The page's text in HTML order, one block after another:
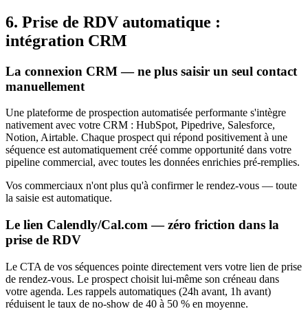
6. Prise de RDV automatique :
intégration CRM
La connexion CRM — ne plus saisir un seul contact
manuellement
Une plateforme de prospection automatisée performante s'intègre
nativement avec votre CRM : HubSpot, Pipedrive, Salesforce,
Notion, Airtable. Chaque prospect qui répond positivement à une
séquence est automatiquement créé comme opportunité dans votre
pipeline commercial, avec toutes les données enrichies pré-remplies.
Vos commerciaux n'ont plus qu'à confirmer le rendez-vous — toute
la saisie est automatique.
Le lien Calendly/Cal.com — zéro friction dans la
prise de RDV
Le CTA de vos séquences pointe directement vers votre lien de prise
de rendez-vous. Le prospect choisit lui-même son créneau dans
votre agenda. Les rappels automatiques (24h avant, 1h avant)
réduisent le taux de no-show de 40 à 50 % en moyenne.